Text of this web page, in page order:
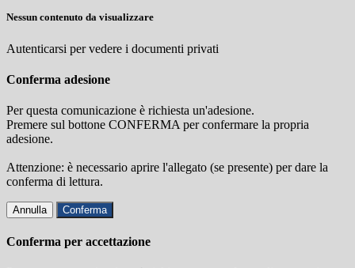
Nessun contenuto da visualizzare
Autenticarsi per vedere i documenti privati
Conferma adesione
Per questa comunicazione è richiesta un'adesione.
Premere sul bottone CONFERMA per confermare la propria
adesione.
Attenzione: è necessario aprire l'allegato (se presente) per dare la
conferma di lettura.
Annulla Conferma
Conferma per accettazione